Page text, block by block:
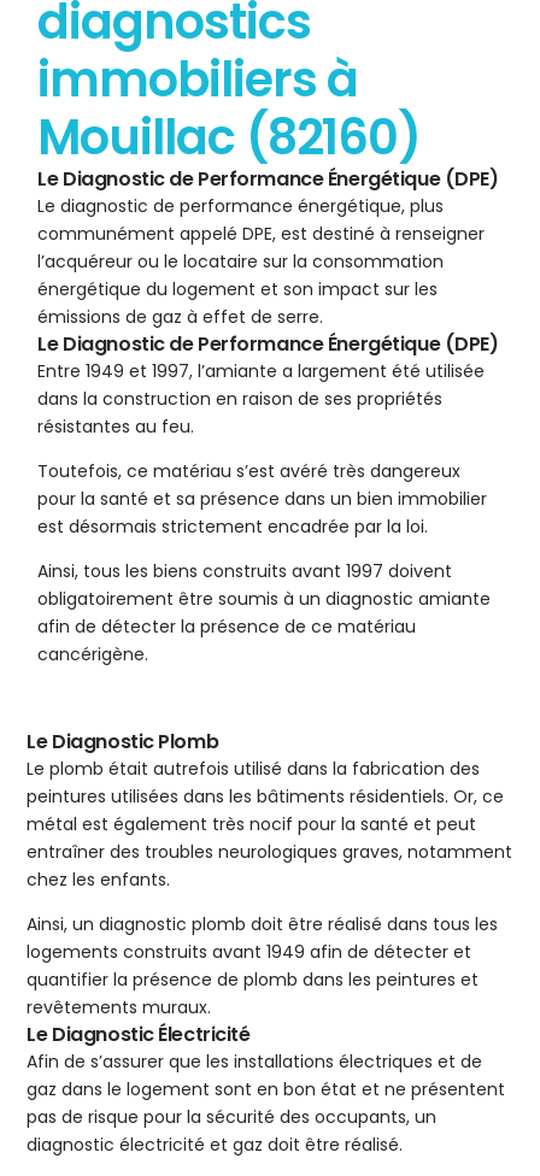
diagnostics
immobiliers à
Mouillac (82160)
Le Diagnostic de Performance Énergétique (DPE)
Le diagnostic de performance énergétique, plus
communément appelé DPE, est destiné à renseigner
l’acquéreur ou le locataire sur la consommation
énergétique du logement et son impact sur les
émissions de gaz à effet de serre.
Le Diagnostic de Performance Énergétique (DPE)
Entre 1949 et 1997, l’amiante a largement été utilisée
dans la construction en raison de ses propriétés
résistantes au feu.
Toutefois, ce matériau s’est avéré très dangereux
pour la santé et sa présence dans un bien immobilier
est désormais strictement encadrée par la loi.
Ainsi, tous les biens construits avant 1997 doivent
obligatoirement être soumis à un diagnostic amiante
afin de détecter la présence de ce matériau
cancérigène.
Le Diagnostic Plomb
Le plomb était autrefois utilisé dans la fabrication des
peintures utilisées dans les bâtiments résidentiels. Or, ce
métal est également très nocif pour la santé et peut
entraîner des troubles neurologiques graves, notamment
chez les enfants.
Ainsi, un diagnostic plomb doit être réalisé dans tous les
logements construits avant 1949 afin de détecter et
quantifier la présence de plomb dans les peintures et
revêtements muraux.
Le Diagnostic Électricité
Afin de s’assurer que les installations électriques et de
gaz dans le logement sont en bon état et ne présentent
pas de risque pour la sécurité des occupants, un
diagnostic électricité et gaz doit être réalisé.